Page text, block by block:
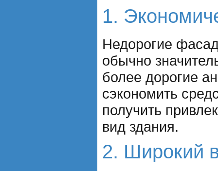
1.
Недорогие
обычно
более дорогие
сэкономить
получить
вид здания.
2. Широкий